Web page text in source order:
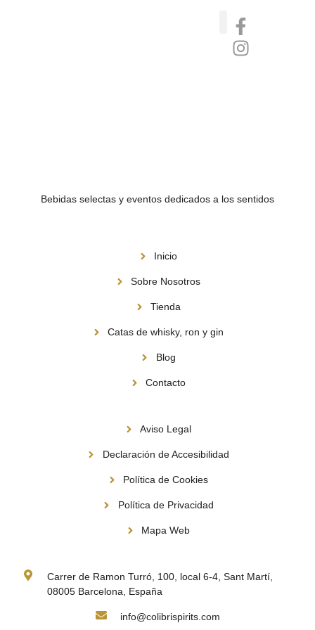
Bebidas selectas y eventos dedicados a los sentidos
Inicio
Sobre Nosotros
Tienda
Catas de whisky, ron y gin
Blog
Contacto
Aviso Legal
Declaración de Accesibilidad
Política de Cookies
Política de Privacidad
Mapa Web
Carrer de Ramon Turró, 100, local 6-4, Sant Martí,
08005 Barcelona, España
info@colibrispirits.com